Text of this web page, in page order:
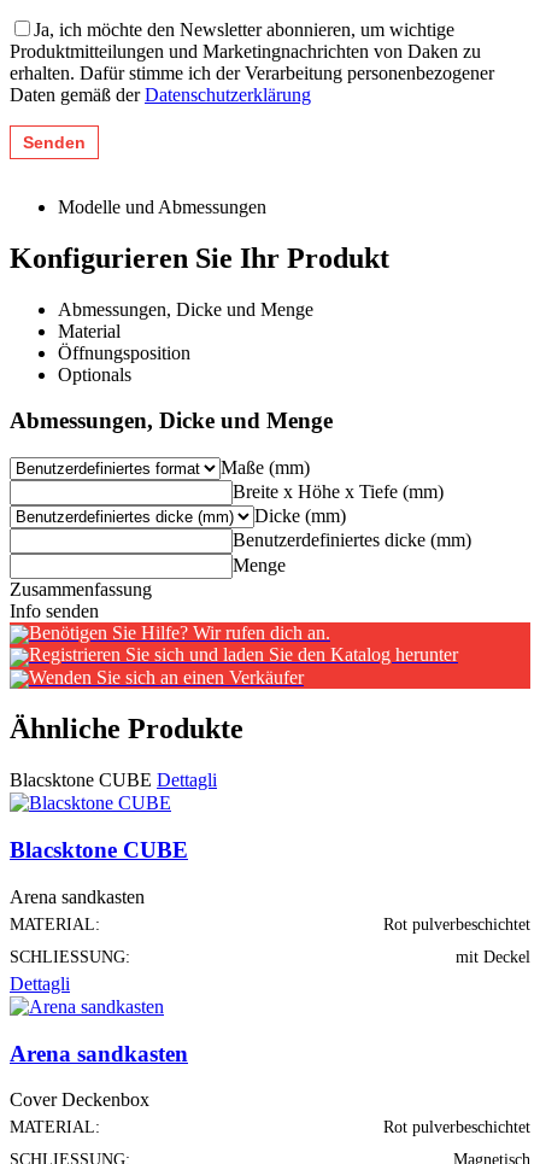
Ja, ich möchte den Newsletter abonnieren, um wichtige
Produktmitteilungen und Marketingnachrichten von Daken zu
erhalten. Dafür stimme ich der Verarbeitung personenbezogener
Daten gemäß derDatenschutzerklärung
Modelle und Abmessungen
Konfigurieren Sie Ihr Produkt
Abmessungen, Dicke und Menge
Material
Öffnungsposition
Optionals
Abmessungen, Dicke und Menge
Maße (mm)
Breite x Höhe x Tiefe (mm)
Dicke (mm)
Benutzerdefiniertes dicke (mm)
Menge
Zusammenfassung
Info senden
Benötigen Sie Hilfe? Wir rufen dich an.
Registrieren Sie sich und laden Sie den Katalog herunter
Wenden Sie sich an einen Verkäufer
Ähnliche Produkte
Blacsktone CUBE Dettagli
Blacsktone CUBE
Arena sandkasten
MATERIAL:
Rot pulverbeschichtet
SCHLIESSUNG:
mit Deckel
Dettagli
Arena sandkasten
Cover Deckenbox
MATERIAL:
Rot pulverbeschichtet
SCHLIESSUNG:
Magnetisch